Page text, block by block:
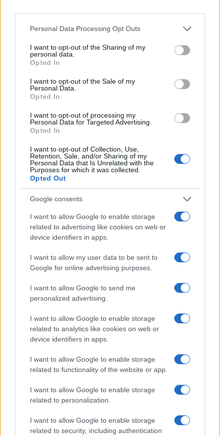
Personal Data Processing Opt Outs
I want to opt-out of the Sharing of my
personal data.
Opted In
I want to opt-out of the Sale of my
Personal Data.
Opted In
I want to opt-out of processing my
Personal Data for Targeted Advertising.
Opted In
I want to opt-out of Collection, Use,
Retention, Sale, and/or Sharing of my
Personal Data that Is Unrelated with the
Purposes for which it was collected.
Opted Out
Google consents
I want to allow Google to enable storage
related to advertising like cookies on web or
device identifiers in apps.
I want to allow my user data to be sent to
Google for online advertising purposes.
I want to allow Google to send me
personalized advertising.
I want to allow Google to enable storage
related to analytics like cookies on web or
device identifiers in apps.
I want to allow Google to enable storage
related to functionality of the website or app.
I want to allow Google to enable storage
related to personalization.
I want to allow Google to enable storage
related to security, including authentication
E BURAZ
19.04.17. 23:05
zapalio: Kada vidite šta je sljedeće uradio, past
ćete sa stolice (VIDEO)
Saznaj više
FUDBAL
28.03.17. 12:16
Golman je ispao apsolutni car pored ove
četvorice igrača (VIDEO)
Saznaj više